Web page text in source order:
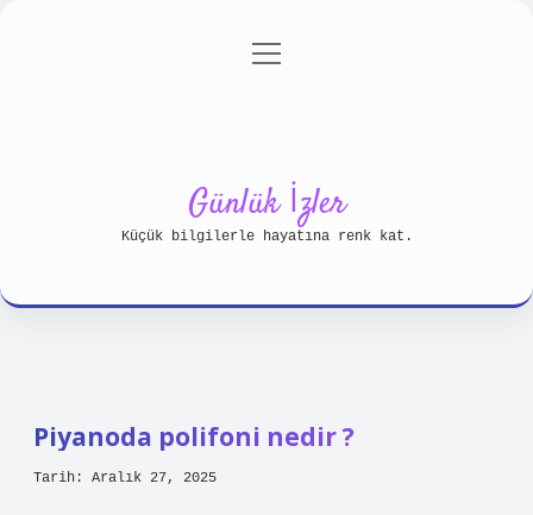
Gizlilik Politikası
menüyü
Günlük İzler
Küçük bilgilerle hayatına renk kat.
Piyanoda polifoni nedir ?
Tarih: Aralık 27, 2025